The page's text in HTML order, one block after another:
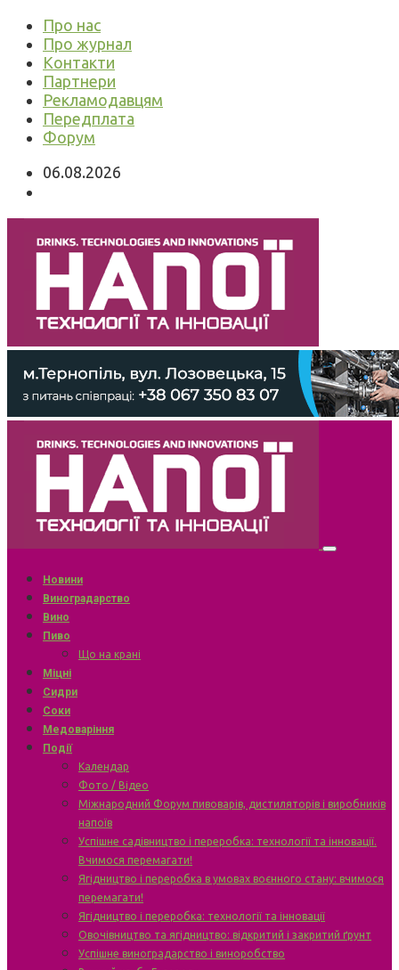
Про нас
Про журнал
Контакти
Партнери
Рекламодавцям
Передплата
Форум
06.08.2026
Новини
Виноградарство
Вино
Пиво
Що на крані
Міцні
Сидри
Соки
Медоваріння
Події
Календар
Фото / Відео
Міжнародний Форум пивоварів, дистиляторів і виробників
напоїв
Успішне садівництво і переробка: технології та інновації.
Вчимося перемагати!
Ягідництво і переробка в умовах воєнного стану: вчимося
перемагати!
Ягідництво і переробка: технології та інновації
Овочівництво та ягідництво: відкритий і закритий ґрунт
Успішне виноградарство і виноробство